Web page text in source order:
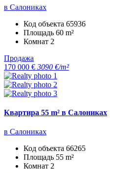
в Салониках
Код объекта 65936
Площадь 60 m²
Комнат 2
Продажа
170 000 € 3090 €/m²
Квартира 55 m² в Салониках
в Салониках
Код объекта 66265
Площадь 55 m²
Комнат 2